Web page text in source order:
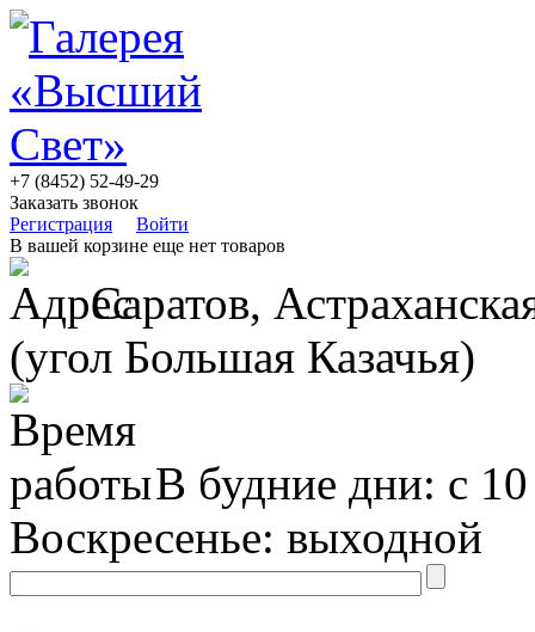
+7 (8452) 52-49-29
Заказать звонок
Регистрация
Войти
В вашей корзине еще нет товаров
Саратов,
(угол Большая Казачья)
В будние дни: с
Воскресенье: выходной